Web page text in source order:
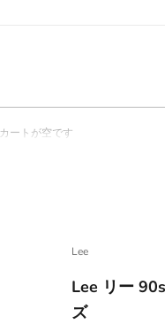
カートが空です
Lee
Lee リー
ズ